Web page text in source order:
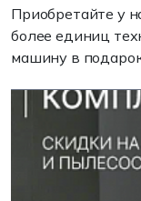
Приобретайте у
более единиц
машину в